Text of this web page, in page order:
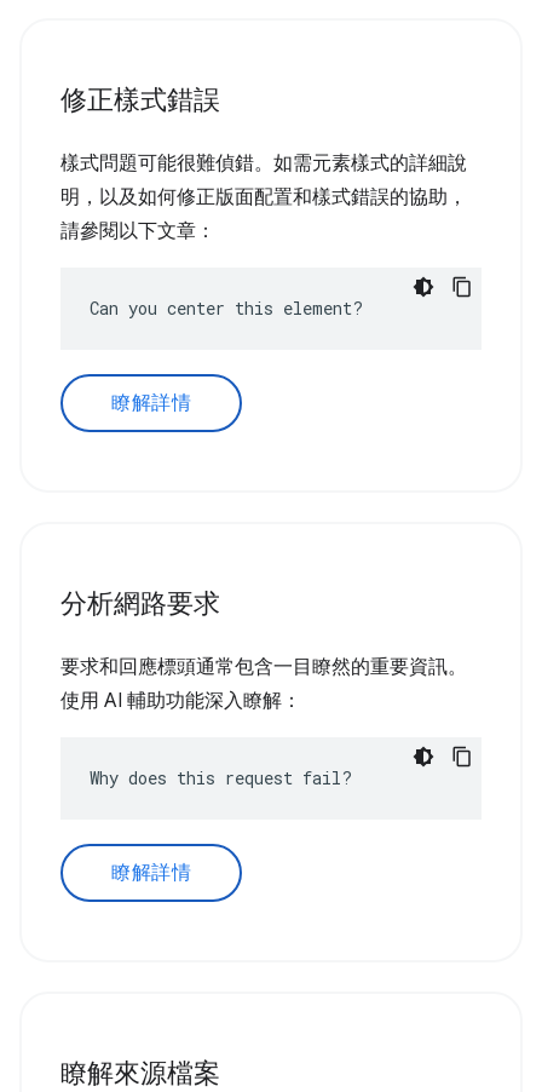
修正樣式錯誤
樣式問題可能很難偵錯。如需元素樣式的詳細說
明，以及如何修正版面配置和樣式錯誤的協助，
請參閱以下文章：
Can you center this element?
瞭解詳情
分析網路要求
要求和回應標頭通常包含一目瞭然的重要資訊。
使用 AI 輔助功能深入瞭解：
Why does this request fail?
瞭解詳情
瞭解來源檔案